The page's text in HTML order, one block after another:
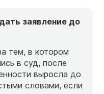
заявление до
тем, в котором
в суд, после
выросла до
словами, если